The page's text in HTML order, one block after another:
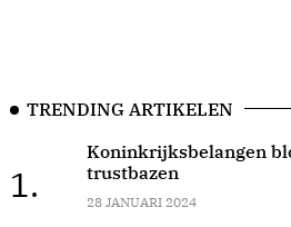
TRENDING ARTIKELEN
1.
Koninkrijksbelangen
trustbazen
28 JANUARI 2024